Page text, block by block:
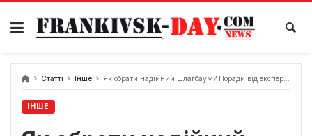
Skip
content
Статті Інше Як обрати надійний шлагбаум? Поради від експертів «Алюмікс Україна»
ІНШЕ